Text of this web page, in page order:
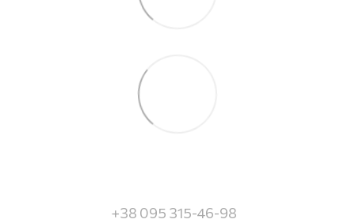
+38 095 315-46-98